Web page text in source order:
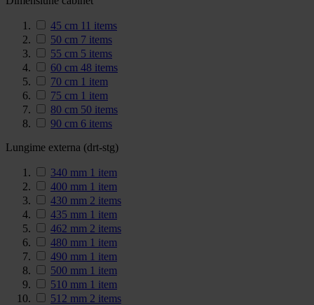
45 cm 11 items
50 cm 7 items
55 cm 5 items
60 cm 48 items
70 cm 1 item
75 cm 1 item
80 cm 50 items
90 cm 6 items
Lungime externa (drt-stg)
340 mm 1 item
400 mm 1 item
430 mm 2 items
435 mm 1 item
462 mm 2 items
480 mm 1 item
490 mm 1 item
500 mm 1 item
510 mm 1 item
512 mm 2 items